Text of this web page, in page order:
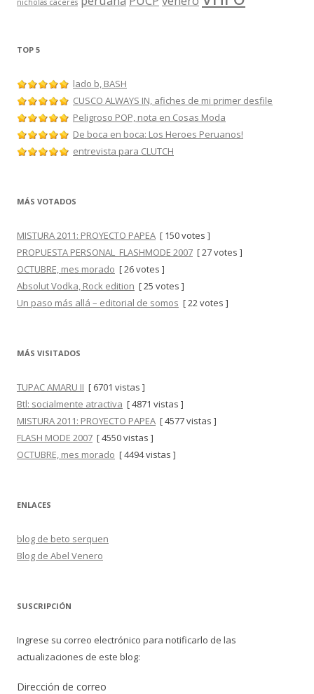
nicholas caceres
TOP 5
lado b, BASH
CUSCO ALWAYS IN, afiches de mi primer desfile
Peligroso POP, nota en Cosas Moda
De boca en boca: Los Heroes Peruanos!
entrevista para CLUTCH
MÁS VOTADOS
MISTURA 2011: PROYECTO PAPEA [ 150 votes ]
PROPUESTA PERSONAL_FLASHMODE 2007 [ 27 votes ]
OCTUBRE, mes morado [ 26 votes ]
Absolut Vodka, Rock edition [ 25 votes ]
Un paso más allá – editorial de somos [ 22 votes ]
MÁS VISITADOS
TUPAC AMARU II [ 6701 vistas ]
Btl: socialmente atractiva [ 4871 vistas ]
MISTURA 2011: PROYECTO PAPEA [ 4577 vistas ]
FLASH MODE 2007 [ 4550 vistas ]
OCTUBRE, mes morado [ 4494 vistas ]
ENLACES
blog de beto serquen
Blog de Abel Venero
SUSCRIPCIÓN
Ingrese su correo electrónico para notificarlo de las
actualizaciones de este blog:
Dirección de correo